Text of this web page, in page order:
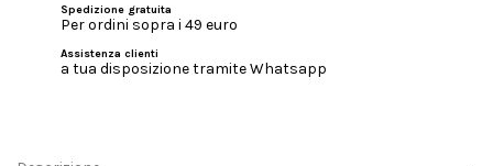
Spedizione gratuita
Per ordini sopra i 49 euro
Assistenza clienti
a tua disposizione tramite Whatsapp